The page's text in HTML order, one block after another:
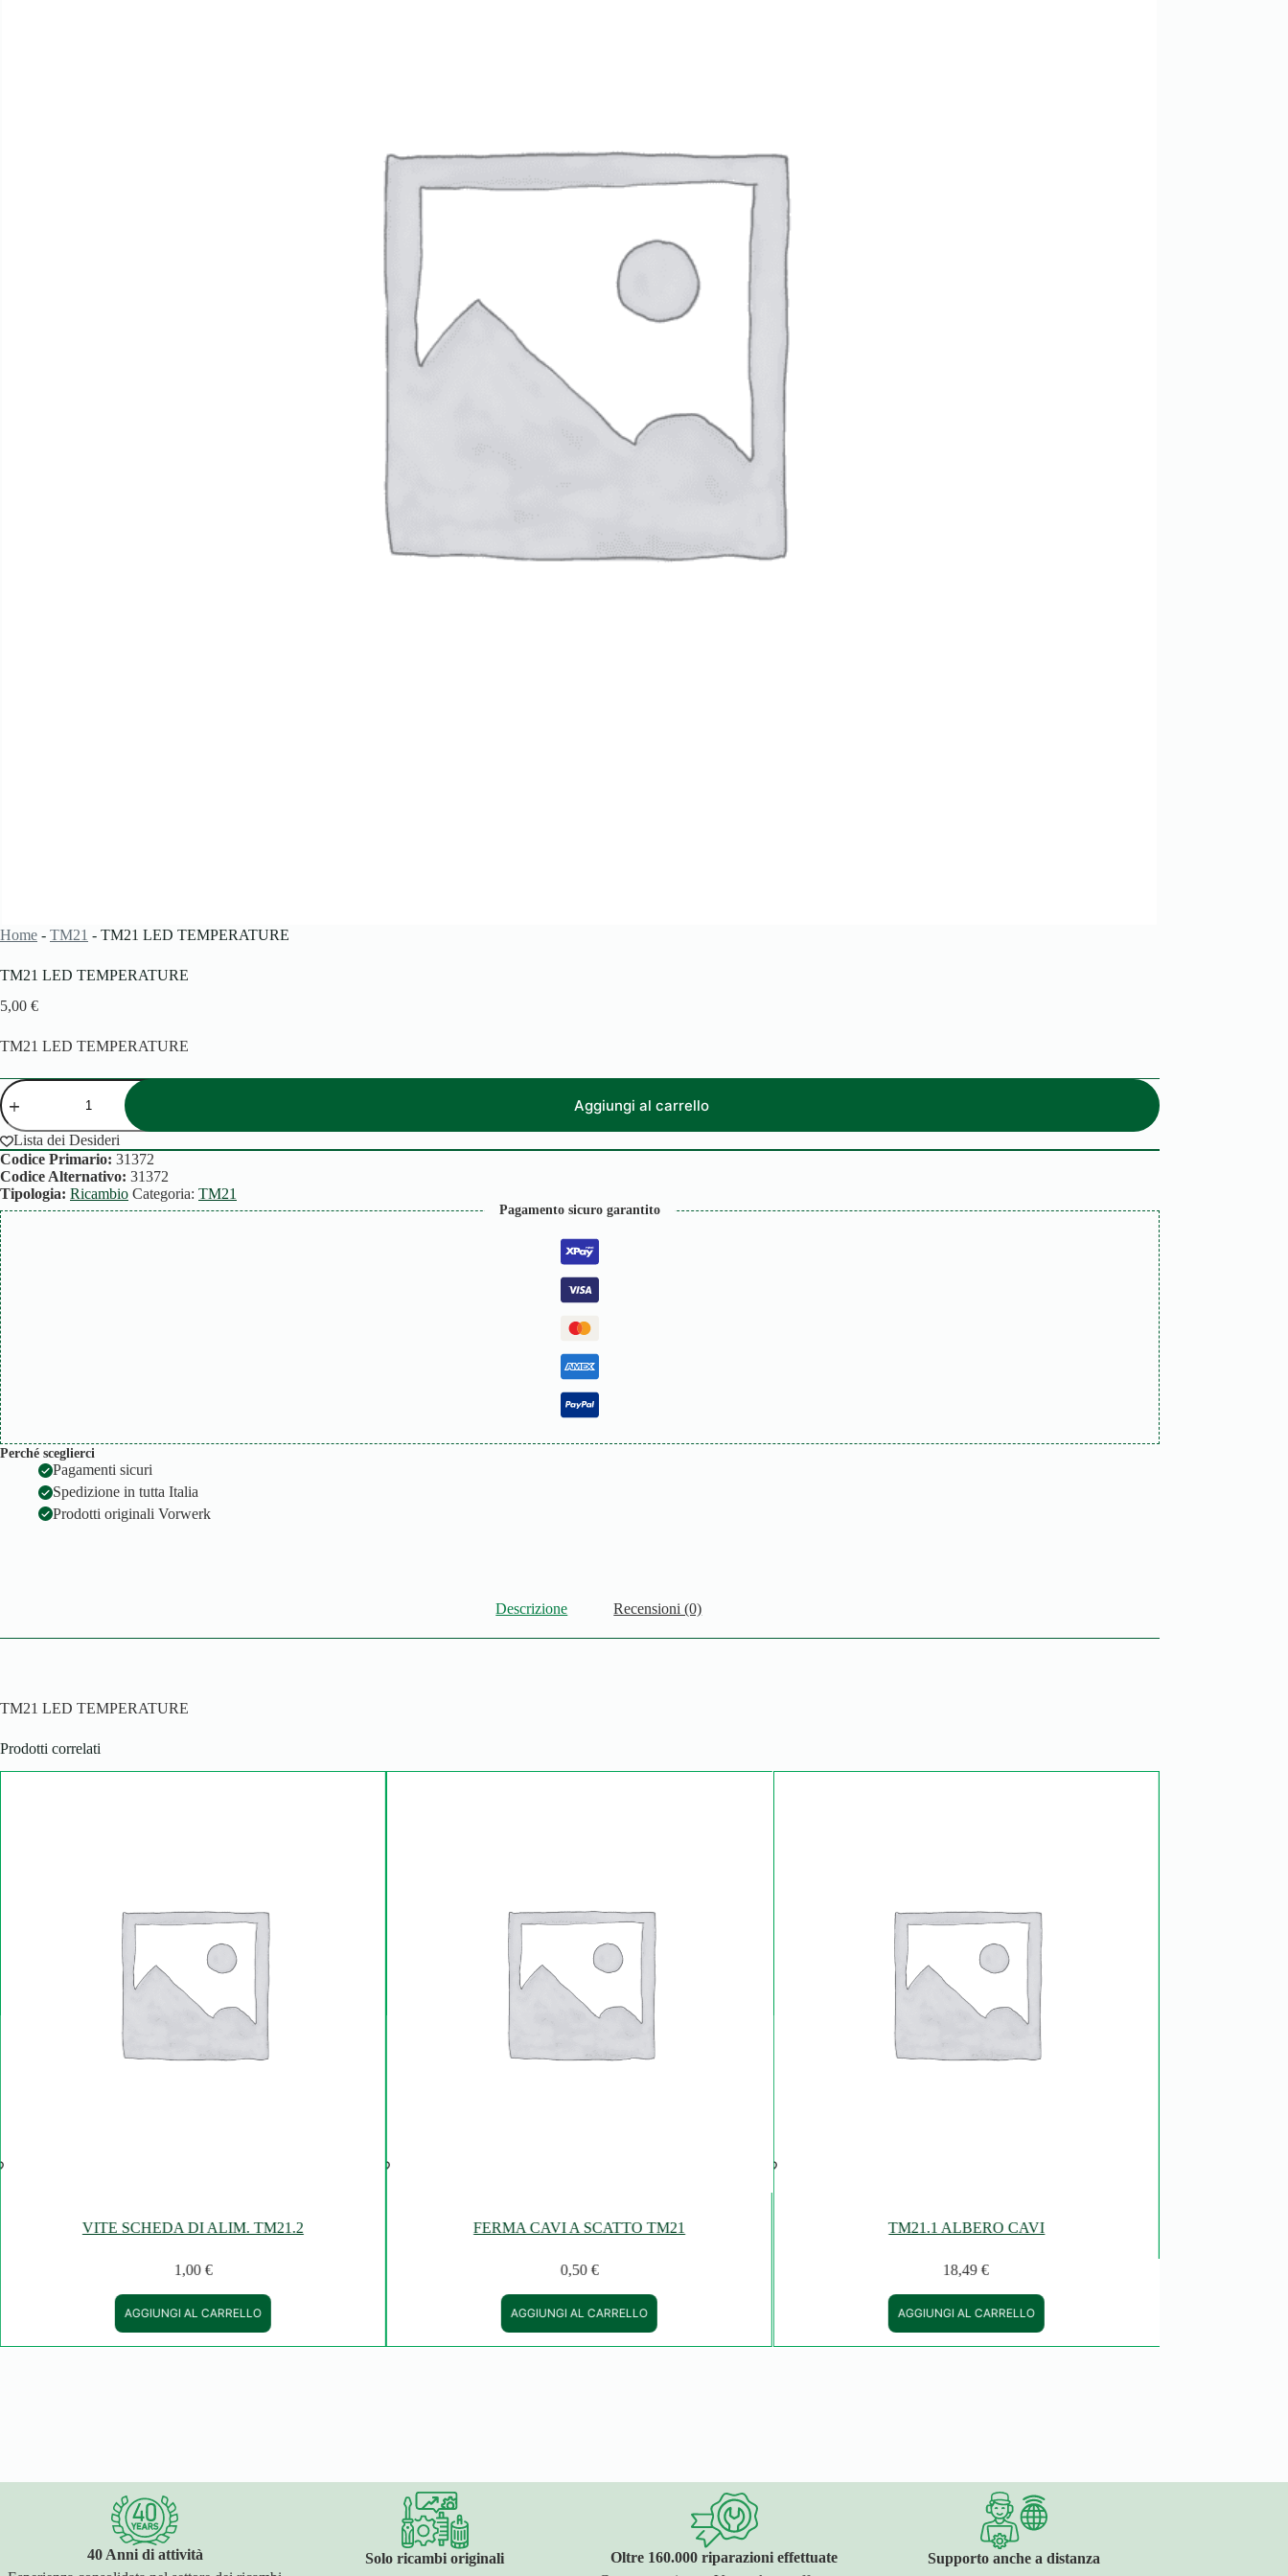
Home - TM21 - TM21 LED TEMPERATURE
TM21 LED TEMPERATURE
5,00 €
TM21 LED TEMPERATURE
TM21
LED
TEMPERATURE
quantità
Aggiungi al carrello
Lista dei Desideri
Codice Primario: 31372
Codice Alternativo: 31372
Tipologia: Ricambio Categoria: TM21
Pagamento sicuro garantito
Perché sceglierci
Pagamenti sicuri
Spedizione in tutta Italia
Prodotti originali Vorwerk
Descrizione Recensioni (0)
TM21 LED TEMPERATURE
Prodotti correlati
VITE SCHEDA DI ALIM. TM21.2
1,00 €
AGGIUNGI AL CARRELLO
FERMA CAVI A SCATTO TM21
0,50 €
AGGIUNGI AL CARRELLO
TM21.1 ALBERO CAVI
18,49 €
AGGIUNGI AL CARRELLO
40 Anni di attività Solo ricambi originali Oltre 160.000 riparazioni effettuate Supporto anche a distanza